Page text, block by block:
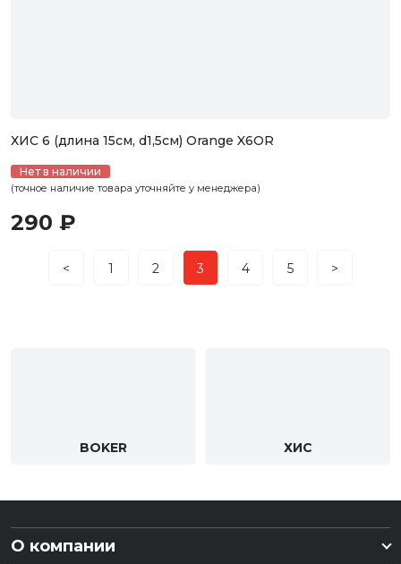
ХИС 6 (длина 15см, d1,5см) Orange X6OR
Нет в наличии
(точное наличие товара уточняйте у менеджера)
290 ₽
< 1 2 3 4 5 >
BOKER ХИС
О компании